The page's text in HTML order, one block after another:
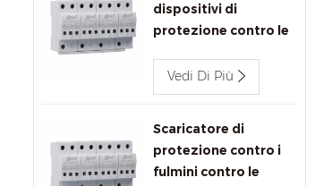
dispositivi di
protezione contro le
Vedi Di Più
Scaricatore di
protezione contro i
fulmini contro le